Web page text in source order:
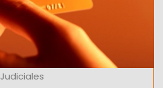
Judiciales